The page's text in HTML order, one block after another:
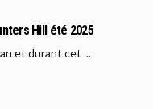
Hill été 2025
et durant cet ...